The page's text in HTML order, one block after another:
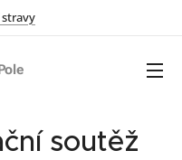
soutěž